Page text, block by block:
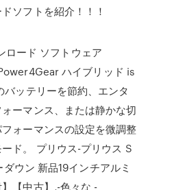
ソフトを紹介！！！
ロード ソフトウェア
ハイブリッド is
ッテリーを節約、エンタ
ーマンス、または静かな切
ォーマンスの設定を微調整
ド。 プリウス-プリウス S
ウン 新品19インチアルミ
】【中古】,-色々な -